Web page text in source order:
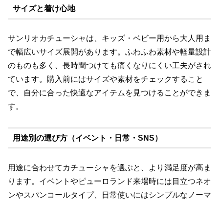
サイズと着け心地
サンリオカチューシャは、キッズ・ベビー用から大人用ま
で幅広いサイズ展開があります。ふわふわ素材や軽量設計
のものも多く、長時間つけても痛くなりにくい工夫がされ
ています。購入前にはサイズや素材をチェックすること
で、自分に合った快適なアイテムを見つけることができま
す。
用途別の選び方（イベント・日常・SNS）
用途に合わせてカチューシャを選ぶと、より満足度が高ま
ります。イベントやピューロランド来場時には目立つネオ
ンやスパンコールタイプ、日常使いにはシンプルなノーマ